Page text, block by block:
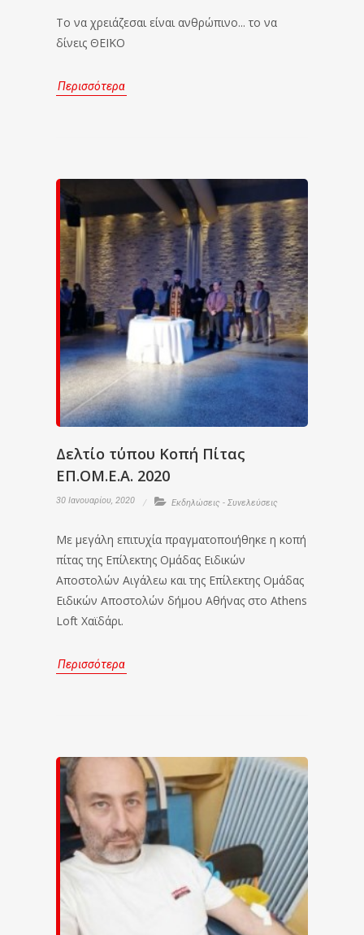
Το να χρειάζεσαι είναι ανθρώπινο... το να
δίνεις ΘΕΪΚΟ
Περισσότερα
Δελτίο τύπου Κοπή Πίτας
ΕΠ.ΟΜ.Ε.Α. 2020
30 Ιανουαρίου, 2020 Εκδηλώσεις - Συνελεύσεις
Με μεγάλη επιτυχία πραγματοποιήθηκε η κοπή
πίτας της Επίλεκτης Ομάδας Ειδικών
Αποστολών Αιγάλεω και της Επίλεκτης Ομάδας
Ειδικών Αποστολών δήμου Αθήνας στο Athens
Loft Χαϊδάρι.
Περισσότερα